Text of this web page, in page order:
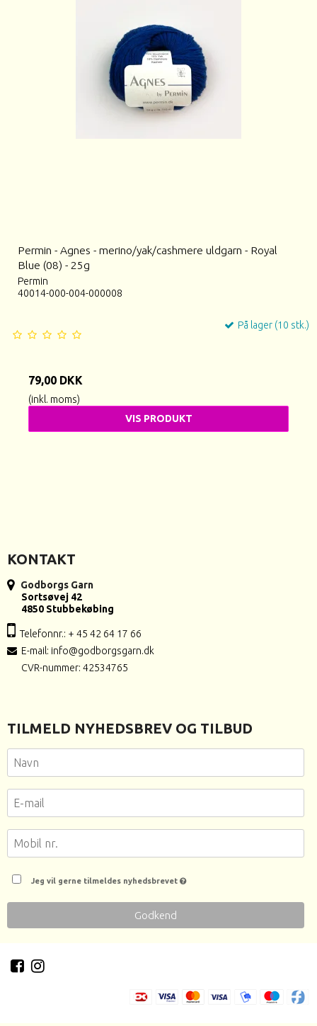
Permin - Agnes - merino/yak/cashmere uldgarn - Royal
Blue (08) - 25g
Permin
40014-000-004-000008
På lager (10 stk.)
79,00 DKK
(inkl. moms)
VIS PRODUKT
KONTAKT
Godborgs Garn
Sortsøvej 42
4850 Stubbekøbing
Telefonnr.: + 45 42 64 17 66
E-mail: info@godborgsgarn.dk
CVR-nummer: 42534765
TILMELD NYHEDSBREV OG TILBUD
Jeg vil gerne tilmeldes nyhedsbrevet
Godkend